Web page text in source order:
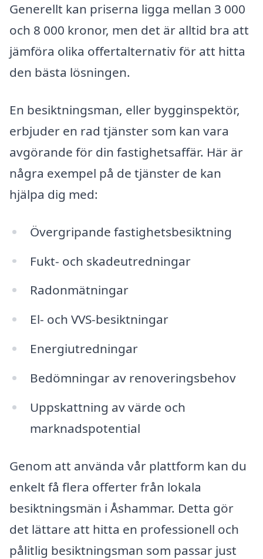
Generellt kan priserna ligga mellan 3 000
och 8 000 kronor, men det är alltid bra att
jämföra olika offertalternativ för att hitta
den bästa lösningen.
En besiktningsman, eller bygginspektör,
erbjuder en rad tjänster som kan vara
avgörande för din fastighetsaffär. Här är
några exempel på de tjänster de kan
hjälpa dig med:
Övergripande fastighetsbesiktning
Fukt- och skadeutredningar
Radonmätningar
El- och VVS-besiktningar
Energiutredningar
Bedömningar av renoveringsbehov
Uppskattning av värde och
marknadspotential
Genom att använda vår plattform kan du
enkelt få flera offerter från lokala
besiktningsmän i Åshammar. Detta gör
det lättare att hitta en professionell och
pålitlig besiktningsman som passar just